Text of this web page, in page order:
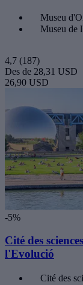
Museu
Museu de
4,7 (187)
Des de 28,31 USD
26,90 USD
-5%
Cité des
l'Evolució
Cité des